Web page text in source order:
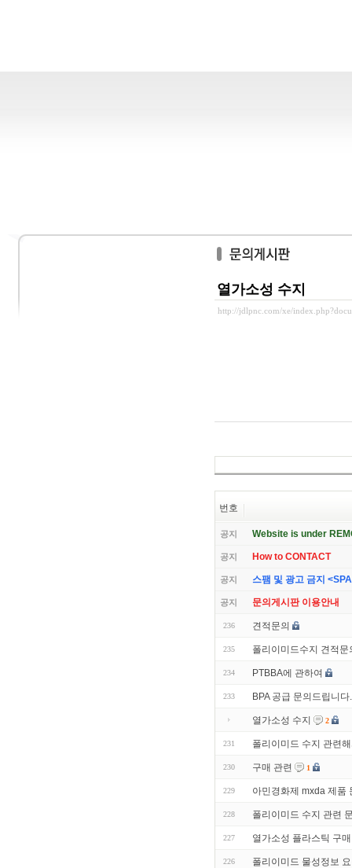
열가소성 수지
http://jdlpnc.com/xe/
번호
공지 Website is under
공지 How to CONTACT
공지 스팸 및 광고 금지
공지 문의게시판 이용안내
236 견적문의
235 폴리이미드수지 견적문
234 PTBBA에 관하여
233 BPA 공급 문의드립니다.
열가소성 수지 2
231 폴리이미드 수지 관련
230 구매 관련 1
229 아민경화제 mxda 제품
228 폴리이미드 수지 관련
227 열가소성 플라스틱 구
226 폴리이미드 물성정보